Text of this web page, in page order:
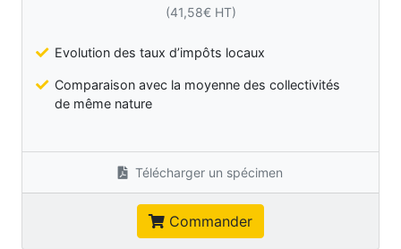
(41,58€ HT)
Evolution des taux d’impôts locaux
Comparaison avec la moyenne des collectivités
de même nature
Télécharger un spécimen
Commander